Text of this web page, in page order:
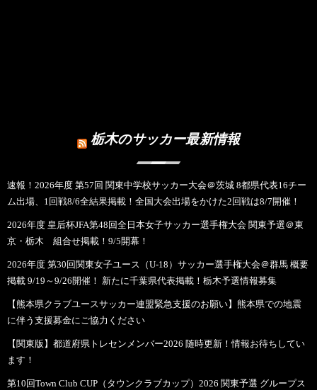
栃木のサッカー最新情報
速報！2026年度 第57回 関東中学校サッカー大会＠茨城 8都県代表16チー
ム出場、1回戦8/6全結果掲載！全国大会出場をかけた2回戦は8/7開催！
2026年度 皇后杯JFA第48回全日本女子サッカー選手権大会 関東予選＠東
京・栃木 組合せ掲載！9/5開幕！
2026年度 第30回関東女子ユース（U-18）サッカー選手権大会＠群馬 概要
掲載 9/19～9/26開催！ 新たに千葉県代表掲載！栃木予選情報募集
【熊本県クラブユースサッカー連盟緊急支援のお願い】熊本県での地震
に伴う支援募金にご協力ください
【関東版】都道府県トレセンメンバー2026 随時更新！情報お待ちしてい
ます！
第10回Town Club CUP（タウンクラブカップ）2026 関東予選 グループス